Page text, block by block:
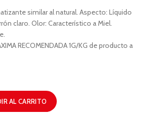
similar al natural. Aspecto: Líquido
claro. Olor: Característico a Miel.
RECOMENDADA 1G/KG de producto a
AL CARRITO